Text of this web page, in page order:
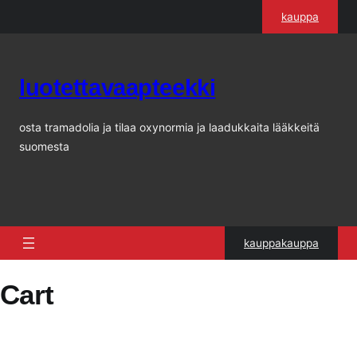
kauppa
luotettavaapteekki
osta tramadolia ja tilaa oxynormia ja laadukkaita lääkkeitä
suomesta
kauppakauppa
Cart